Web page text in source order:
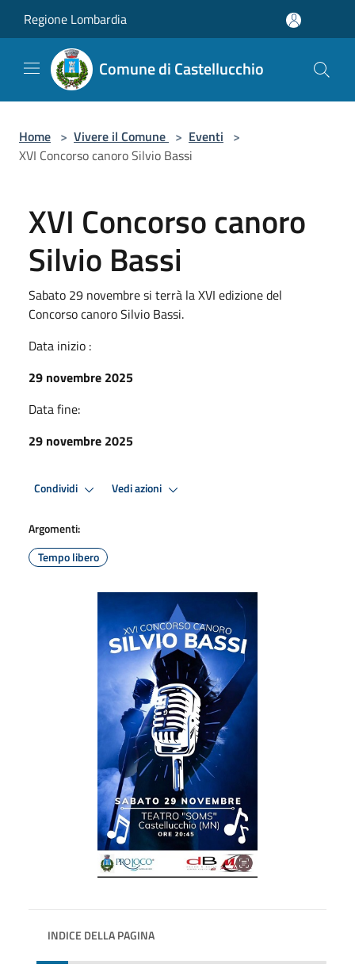
Regione Lombardia
Comune di Castellucchio
Home > Vivere il Comune > Eventi >
XVI Concorso canoro Silvio Bassi
XVI Concorso canoro
Silvio Bassi
Sabato 29 novembre si terrà la XVI edizione del
Concorso canoro Silvio Bassi.
Data inizio :
29 novembre 2025
Data fine:
29 novembre 2025
Condividi Vedi azioni
Argomenti:
Tempo libero
INDICE DELLA PAGINA